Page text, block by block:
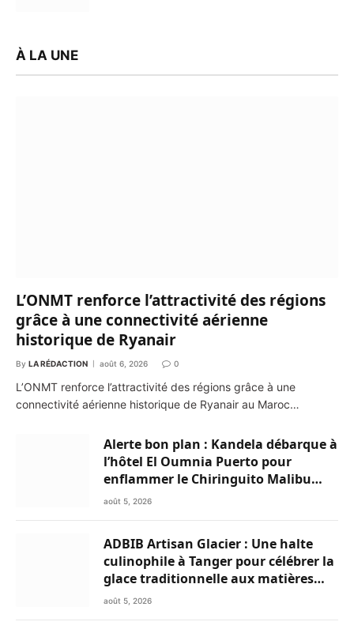
À LA UNE
L’ONMT renforce l’attractivité des régions
grâce à une connectivité aérienne
historique de Ryanair
By LA RÉDACTION août 6, 2026 0
L’ONMT renforce l’attractivité des régions grâce à une
connectivité aérienne historique de Ryanair au Maroc…
Alerte bon plan : Kandela débarque à
l’hôtel El Oumnia Puerto pour
enflammer le Chiringuito Malibu
Club
août 5, 2026
ADBIB Artisan Glacier : Une halte
culinophile à Tanger pour célébrer la
glace traditionnelle aux matières
premières de choix
août 5, 2026